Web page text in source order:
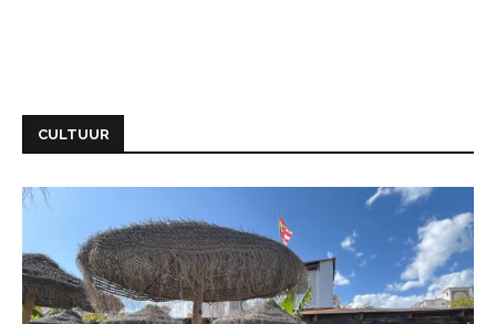
CULTUUR